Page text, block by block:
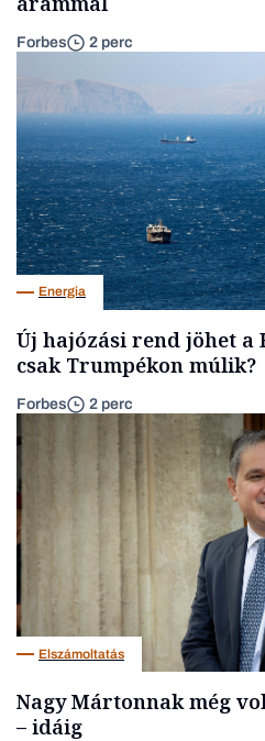
Forbes 2 perc
Energia
Új hajózási rend jöhet a
csak Trumpékon múlik?
Forbes 2 perc
Elszámoltatás
Nagy Mártonnak még
– idáig